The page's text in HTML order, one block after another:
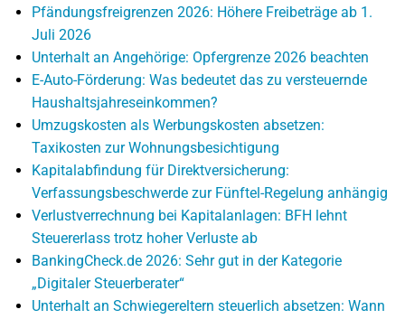
Pfändungsfreigrenzen 2026: Höhere Freibeträge ab 1.
Juli 2026
Unterhalt an Angehörige: Opfergrenze 2026 beachten
E-Auto-Förderung: Was bedeutet das zu versteuernde
Haushaltsjahreseinkommen?
Umzugskosten als Werbungskosten absetzen:
Taxikosten zur Wohnungsbesichtigung
Kapitalabfindung für Direktversicherung:
Verfassungsbeschwerde zur Fünftel-Regelung anhängig
Verlustverrechnung bei Kapitalanlagen: BFH lehnt
Steuererlass trotz hoher Verluste ab
BankingCheck.de 2026: Sehr gut in der Kategorie
„Digitaler Steuerberater“
Unterhalt an Schwiegereltern steuerlich absetzen: Wann